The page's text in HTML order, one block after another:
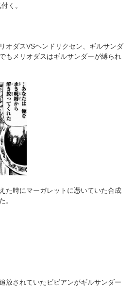
く。
オダスVSヘンドリクセン、ギルサンダ
もメリオダスはギルサンダーが縛られ
た時にマーガレットに憑いていた合成
。
放されていたビビアンがギルサンダー